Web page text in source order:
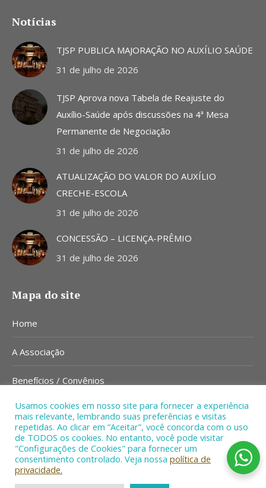
opens
in
new
window
opens
new
window
opens
new
window
Notícias
TJSP PUBLICA MAJORAÇÃO NO AUXÍLIO SAÚDE
31 de julho de 2026
TJSP Aprova nova Tabela de Reajuste do
Auxílio-Saúde após discussões na 4ª Mesa
Permanente de Negociação
31 de julho de 2026
ATUALIZAÇÃO DO VALOR DO AUXÍLIO
CRECHE-ESCOLA
31 de julho de 2026
CONCESSÃO – LICENÇA-PRÊMIO
31 de julho de 2026
Mapa do site
Home
A Associação
Benefícios / Convênios
Notícias
Contato
Usamos cookies em nosso site para fornecer a experiência
mais relevante, lembrando suas preferências e visitas
repetidas. Ao clicar em “Aceitar”, você concorda com o uso
de TODOS os cookies. No entanto, você pode visitar
"Configurações de Cookies" para fornecer um
consentimento controlado. Veja nossa política de
privacidade.